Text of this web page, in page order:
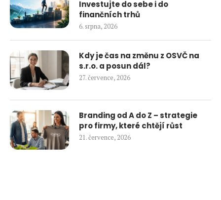
Investujte do sebe i do
finančních trhů
6. srpna, 2026
Kdy je čas na změnu z OSVČ na
s.r.o. a posun dál?
27. července, 2026
Branding od A do Z – strategie
pro firmy, které chtějí růst
21. července, 2026